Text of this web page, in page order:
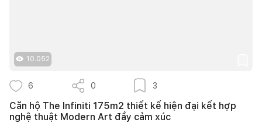
10.052
6 0 3
Căn hộ The Infiniti 175m2 thiết kế hiện đại kết hợp
nghệ thuật Modern Art đầy cảm xúc